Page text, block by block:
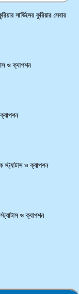
সার্ভিসের কুরিয়ার সেবার
ও ক্যাপশন
স্ট্যাটাস ও ক্যাপশন
ও ক্যাপশন